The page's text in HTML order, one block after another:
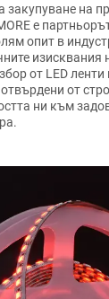
закупуване на
е
опит в
изисквания
от LED ленти
от
ни към